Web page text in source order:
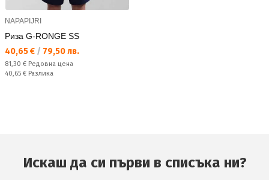
NAPAPIJRI
Риза G-RONGE SS
Текуща цена:
40,65 € / 79,50 лв.
Редовна цена:
81,30 € Редовна цена
Спестявате:
40,65 € Разлика
Искаш да си първи в списъка ни?